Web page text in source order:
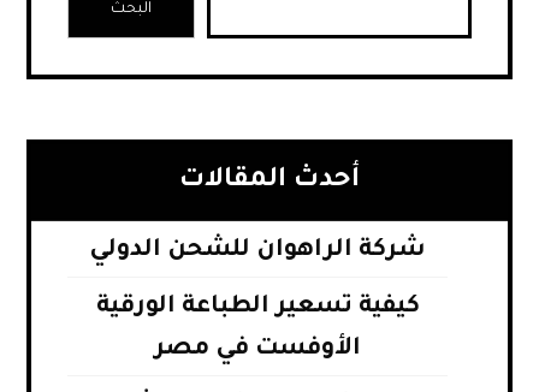
البحث
أحدث المقالات
شركة الراهوان للشحن الدولي
كيفية تسعير الطباعة الورقية
الأوفست في مصر